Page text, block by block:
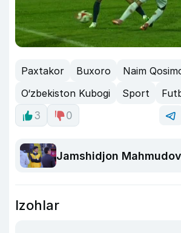
Paxtakor Buxoro
Naim
O‘zbekiston Kubogi
Sport
3
0
Jamshidjon Mahmudov
Izohlar